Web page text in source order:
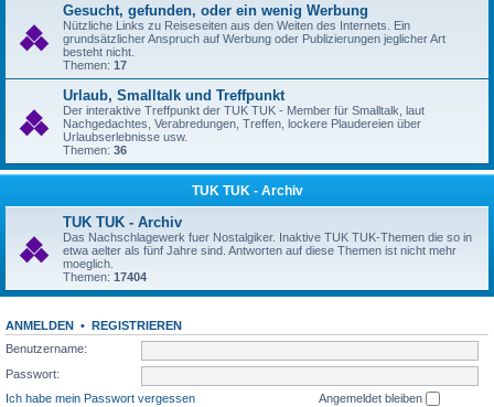
Gesucht, gefunden, oder ein wenig Werbung
Nützliche Links zu Reiseseiten aus den Weiten des Internets. Ein
grundsätzlicher Anspruch auf Werbung oder Publizierungen jeglicher Art
besteht nicht.
Themen: 17
Urlaub, Smalltalk und Treffpunkt
Der interaktive Treffpunkt der TUK TUK - Member für Smalltalk, laut
Nachgedachtes, Verabredungen, Treffen, lockere Plaudereien über
Urlaubserlebnisse usw.
Themen: 36
TUK TUK - Archiv
TUK TUK - Archiv
Das Nachschlagewerk fuer Nostalgiker. Inaktive TUK TUK-Themen die so in
etwa aelter als fünf Jahre sind. Antworten auf diese Themen ist nicht mehr
moeglich.
Themen: 17404
ANMELDEN • REGISTRIEREN
Benutzername:
Passwort:
Ich habe mein Passwort vergessen
Angemeldet bleiben